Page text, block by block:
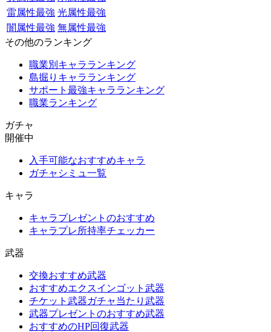
雷属性最強 光属性最強
闇属性最強 無属性最強
その他のランキング
職業別キャラランキング
島掘りキャラランキング
サポート最強キャラランキング
職業ランキング
ガチャ
開催中
入手可能なおすすめキャラ
ガチャシミュ一覧
キャラ
キャラプレゼントのおすすめ
キャラプレ所持率チェッカー
武器
交換おすすめ武器
おすすめエクスインゴット武器
チケット武器ガチャ当たり武器
武器プレゼントのおすすめ武器
おすすめのHP回復武器